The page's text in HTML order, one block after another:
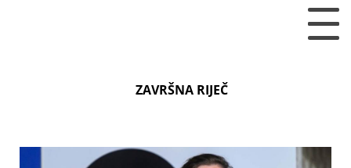
ZAVRŠNA RIJEČ